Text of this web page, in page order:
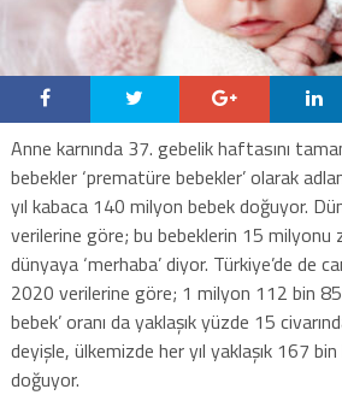
Anne karnında 37. gebelik haftasını
bebekler ‘prematüre bebekler’ olarak
yıl kabaca 140 milyon bebek doğuyor.
verilerine göre; bu bebeklerin 15 milyonu
dünyaya ‘merhaba’ diyor. Türkiye’de de
2020 verilerine göre; 1 milyon 112 bin
bebek’ oranı da yaklaşık yüzde 15
deyişle, ülkemizde her yıl yaklaşık 167
doğuyor.